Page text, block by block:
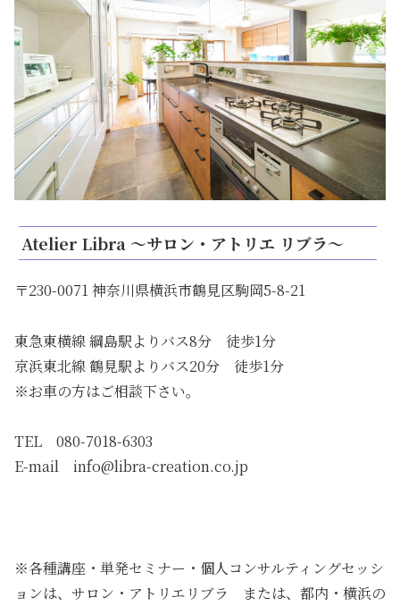
Atelier Libra ～サロン・アトリエ リブラ～
〒230-0071 神奈川県横浜市鶴見区駒岡5-8-21
東急東横線 綱島駅よりバス8分 徒歩1分
京浜東北線 鶴見駅よりバス20分 徒歩1分
※お車の方はご相談下さい。
TEL 080-7018-6303
E-mail info@libra-creation.co.jp
※各種講座・単発セミナー・個人コンサルティングセッシ
ョンは、サロン・アトリエリブラ または、都内・横浜の